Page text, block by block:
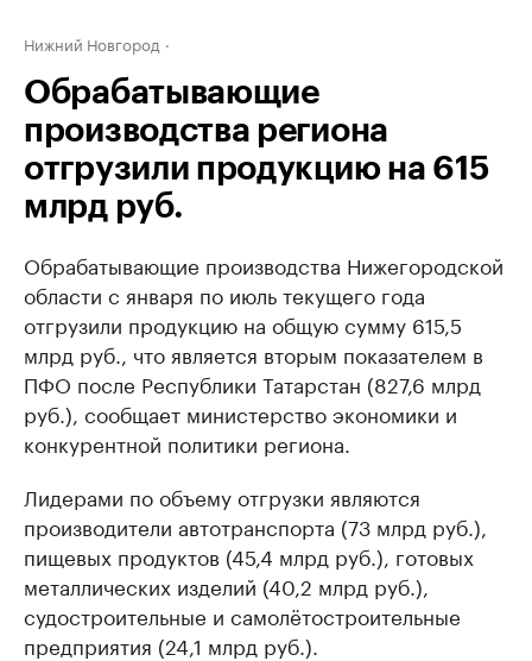
Нижний Новгород
Обрабатывающие
производства региона
отгрузили продукцию на 615
млрд руб.
Обрабатывающие производства Нижегородской
области с января по июль текущего года
отгрузили продукцию на общую сумму 615,5
млрд руб., что является вторым показателем в
ПФО после Республики Татарстан (827,6 млрд
руб.), сообщает министерство экономики и
конкурентной политики региона.
Лидерами по объему отгрузки являются
производители автотранспорта (73 млрд руб.),
пищевых продуктов (45,4 млрд руб.), готовых
металлических изделий (40,2 млрд руб.),
судостроительные и самолётостроительные
предприятия (24,1 млрд руб.).